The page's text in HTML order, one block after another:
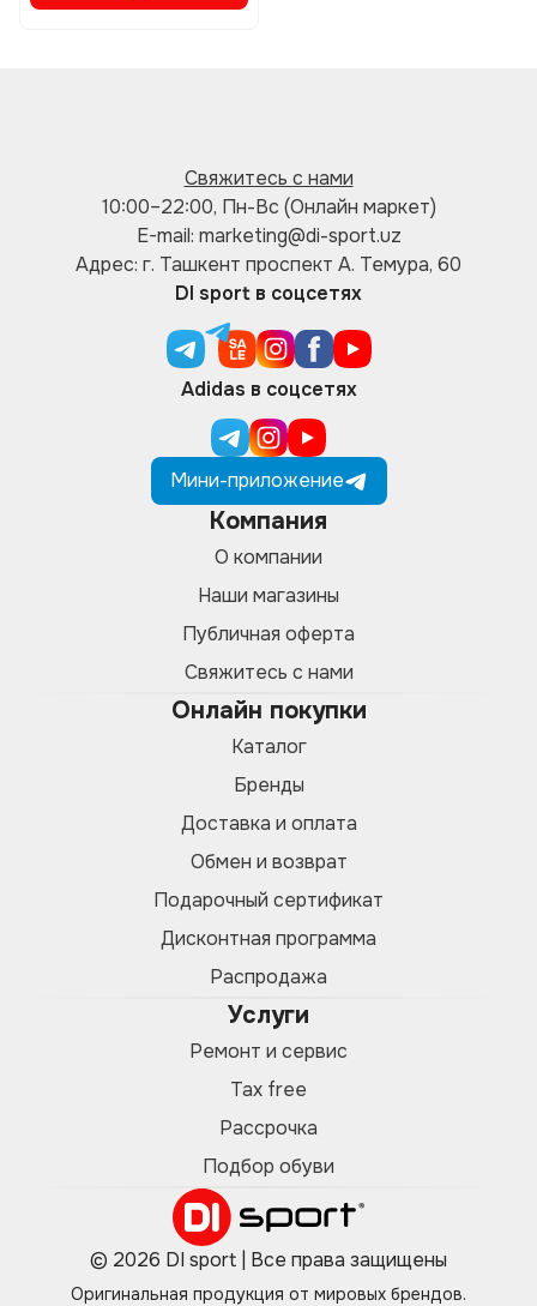
Свяжитесь с нами
10:00–22:00, Пн-Вс (Онлайн маркет)
E-mail: marketing@di-sport.uz
Адрес: г. Ташкент проспект А. Темура, 60
DI sport в соцсетях
Adidas в соцсетях
Мини-приложение
Компания
О компании
Наши магазины
Публичная оферта
Свяжитесь с нами
Онлайн покупки
Каталог
Бренды
Доставка и оплата
Обмен и возврат
Подарочный сертификат
Дисконтная программа
Распродажа
Услуги
Ремонт и сервис
Tax free
Рассрочка
Подбор обуви
© 2026 DI sport | Все права защищены
Оригинальная продукция от мировых брендов.